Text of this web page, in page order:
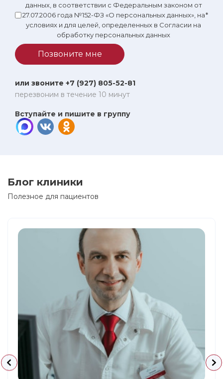
данных, в соответствии с Федеральным законом от
27.07.2006 года №152-ФЗ «О персональных данных», на
условиях и для целей, определенных в Согласии на
обработку персональных данных
*
Позвоните мне
или звоните +7 (927) 805-52-81
перезвоним в течение 10 минут
Вступайте и пишите в группу
Блог клиники
Полезное для пациентов